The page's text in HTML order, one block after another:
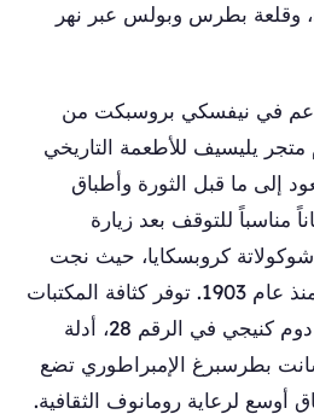
وقلعة بطرس وبولس عبر نهر
في نيفسكي بروسبكت من
يليسيف للأطعمة التاريخي
تعود إلى ما قبل الثورة وأطباق
مناسباً للتوقف بعد زيارة
كروبسكايا، حيث نجت
زجاجياته الفنية الجديدة منذ عام 1903. توفر كثافة المكتبات
في الشارع، بما في ذلك دوم كنيجي في الرقم 28، أدلة
سانت بطرسبرغ الإمبراطوري تضع
لرعاية رومانوف الثقافية.